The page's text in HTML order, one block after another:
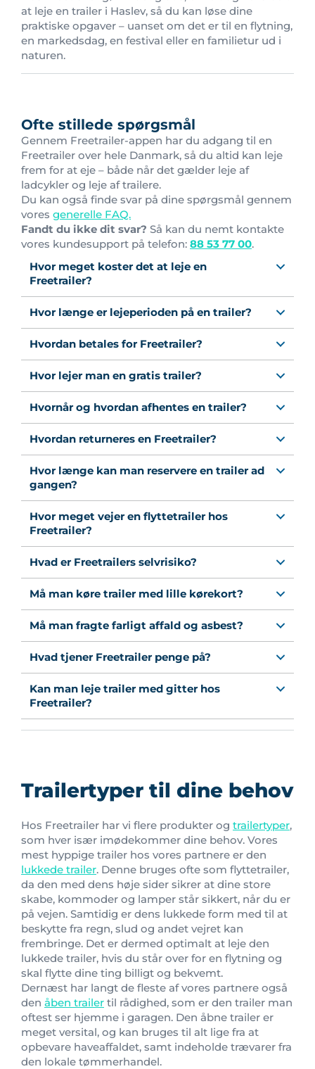
at leje en trailer i Haslev, så du kan løse dine
praktiske opgaver – uanset om det er til en flytning,
en markedsdag, en festival eller en familietur ud i
naturen.
Ofte stillede spørgsmål
Gennem Freetrailer-appen har du adgang til en
Freetrailer over hele Danmark, så du altid kan leje
frem for at eje – både når det gælder leje af
ladcykler og leje af trailere.
Du kan også finde svar på dine spørgsmål gennem
vores generelle FAQ.
Fandt du ikke dit svar? Så kan du nemt kontakte
vores kundesupport på telefon: 88 53 77 00.
Hvor meget koster det at leje en
Freetrailer?
Hvor længe er lejeperioden på en trailer?
Hvordan betales for Freetrailer?
Hvor lejer man en gratis trailer?
Hvornår og hvordan afhentes en trailer?
Hvordan returneres en Freetrailer?
Hvor længe kan man reservere en trailer ad
gangen?
Hvor meget vejer en flyttetrailer hos
Freetrailer?
Hvad er Freetrailers selvrisiko?
Må man køre trailer med lille kørekort?
Må man fragte farligt affald og asbest?
Hvad tjener Freetrailer penge på?
Kan man leje trailer med gitter hos
Freetrailer?
Trailertyper til dine behov
Hos Freetrailer har vi flere produkter og trailertyper,
som hver især imødekommer dine behov. Vores
mest hyppige trailer hos vores partnere er den
lukkede trailer. Denne bruges ofte som flyttetrailer,
da den med dens høje sider sikrer at dine store
skabe, kommoder og lamper står sikkert, når du er
på vejen. Samtidig er dens lukkede form med til at
beskytte fra regn, slud og andet vejret kan
frembringe. Det er dermed optimalt at leje den
lukkede trailer, hvis du står over for en flytning og
skal flytte dine ting billigt og bekvemt.
Dernæst har langt de fleste af vores partnere også
den åben trailer til rådighed, som er den trailer man
oftest ser hjemme i garagen. Den åbne trailer er
meget versital, og kan bruges til alt lige fra at
opbevare haveaffaldet, samt indeholde trævarer fra
den lokale tømmerhandel.